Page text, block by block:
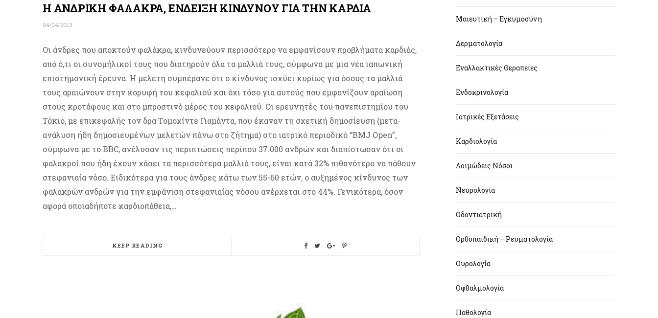
Η ΑΝΔΡΙΚΗ ΦΑΛΑΚΡΑ, ΕΝΔΕΙΞΗ ΚΙΝΔΥΝΟΥ ΓΙΑ ΤΗΝ ΚΑΡΔΙΑ
04/04/2013
Οι άνδρες που αποκτούν φαλάκρα, κινδυνεύουν περισσότερο να εμφανίσουν προβλήματα καρδιάς,
από ό,τι οι συνομήλικοί τους που διατηρούν όλα τα μαλλιά τους, σύμφωνα με μια νέα ιαπωνική
επιστημονική έρευνα. Η μελέτη συμπέρανε ότι ο κίνδυνος ισχύει κυρίως για όσους τα μαλλιά
τους αραιώνουν στην κορυφή του κεφαλιού και όχι τόσο για αυτούς που εμφανίζουν αραίωση
στους κροτάφους και στο μπροστινό μέρος του κεφαλιού. Οι ερευνητές του πανεπιστημίου του
Τόκιο, με επικεφαλής τον δρα Τομοχίντε Γιαμάντα, που έκαναν τη σχετική δημοσίευση (μετα-
ανάλυση ήδη δημοσιευμένων μελετών πάνω στο ζήτημα) στο ιατρικό περιοδικό “BMJ Open”,
σύμφωνα με το BBC, ανέλυσαν τις περιπτώσεις περίπου 37.000 ανδρών και διαπίστωσαν ότι οι
φαλακροί που ήδη έχουν χάσει τα περισσότερα μαλλιά τους, είναι κατά 32% πιθανότερο να πάθουν
στεφανιαία νόσο. Ειδικότερα για τους άνδρες κάτω των 55-60 ετών, ο αυξημένος κίνδυνος των
φαλακρών ανδρών για την εμφάνιση στεφανιαίας νόσου ανέρχεται στο 44%. Γενικότερα, όσον
αφορά οποιαδήποτε καρδιοπάθεια,…
KEEP READING
Μαιευτική – Εγκυμοσύνη
Δερματολογία
Εναλλακτικές Θεραπείες
Ενδοκρινολογία
Ιατρικές Εξετάσεις
Καρδιολογία
Λοιμώδεις Νόσοι
Νευρολογία
Οδοντιατρική
Ορθοπαιδική – Ρευματολογία
Ουρολογία
Οφθαλμολογία
Παθολογία